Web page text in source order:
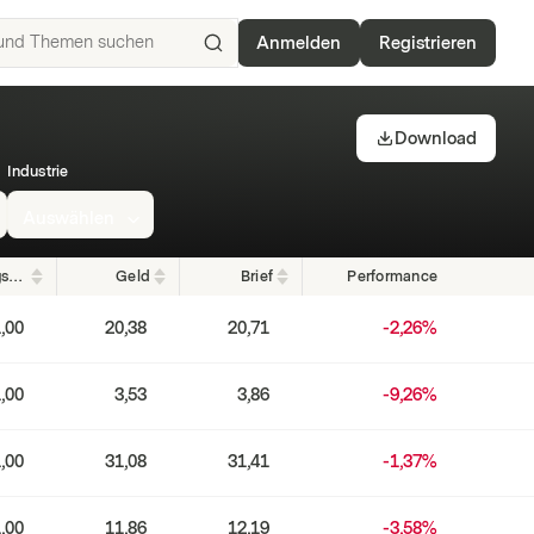
ISIN,
Basiswerte,
Anmelden Registrieren
Download
Industrie
Bezugsverhältnis Geld Brief Performance
20,38 20,71 -2,26%
3,53 3,86 -9,26%
31,08 31,41 -1,37%
11,86 12,19 -3,58%